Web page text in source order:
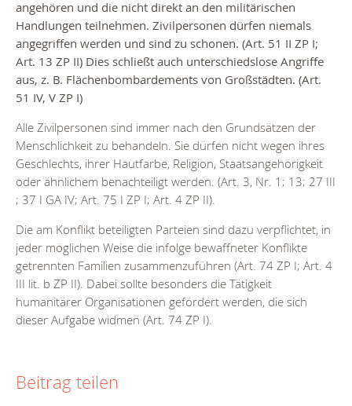
angehören und die nicht direkt an den militärischen
Handlungen teilnehmen. Zivilpersonen dürfen niemals
angegriffen werden und sind zu schonen. (Art. 51 II ZP I;
Art. 13 ZP II) Dies schließt auch unterschiedslose Angriffe
aus, z. B. Flächenbombardements von Großstädten. (Art.
51 IV, V ZP I)
Alle Zivilpersonen sind immer nach den Grundsätzen der
Menschlichkeit zu behandeln. Sie dürfen nicht wegen ihres
Geschlechts, ihrer Hautfarbe, Religion, Staatsangehörigkeit
oder ähnlichem benachteiligt werden. (Art. 3, Nr. 1; 13; 27 III
; 37 I GA IV; Art. 75 I ZP I; Art. 4 ZP II).
Die am Konflikt beteiligten Parteien sind dazu verpflichtet, in
jeder möglichen Weise die infolge bewaffneter Konflikte
getrennten Familien zusammenzuführen (Art. 74 ZP I; Art. 4
III lit. b ZP II). Dabei sollte besonders die Tätigkeit
humanitärer Organisationen gefördert werden, die sich
dieser Aufgabe widmen (Art. 74 ZP I).
Beitrag teilen